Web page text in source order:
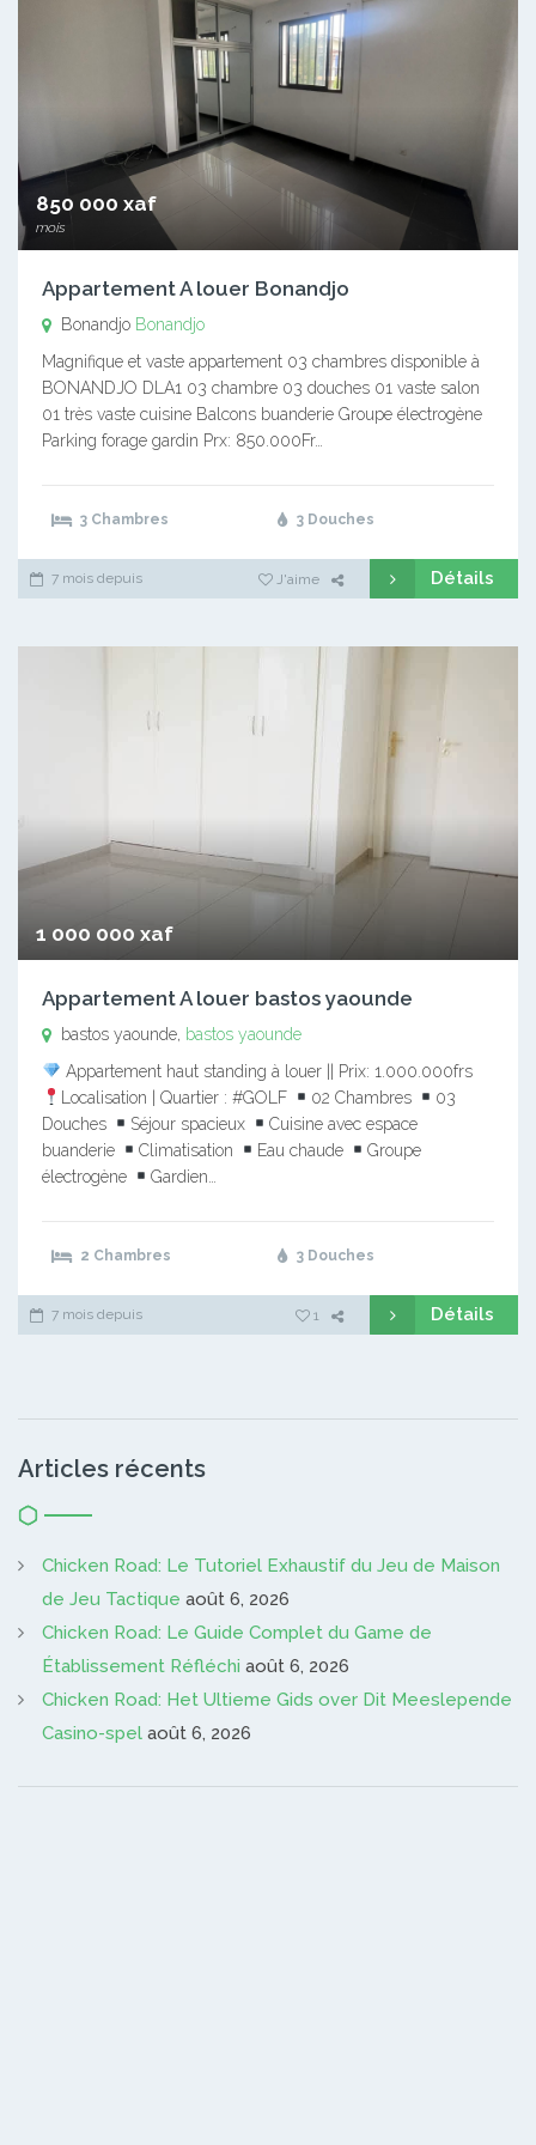
850 000 xaf
mois
Appartement A louer Bonandjo
Bonandjo Bonandjo
Magnifique et vaste appartement 03 chambres disponible à
BONANDJO DLA1 03 chambre 03 douches 01 vaste salon
01 très vaste cuisine Balcons buanderie Groupe électrogène
Parking forage gardin Prx: 850.000Fr…
3 Chambres 3 Douches
7 mois depuis J'aime Détails
1 000 000 xaf
Appartement A louer bastos yaounde
bastos yaounde, bastos yaounde
Appartement haut standing à louer || Prix: 1.000.000frs
Localisation | Quartier : #GOLF
02 Chambres
03
Douches
Séjour spacieux
Cuisine avec espace
buanderie
Climatisation Eau chaude
Groupe
électrogène
Gardien…
2 Chambres 3 Douches
7 mois depuis 1 Détails
Articles récents
Chicken Road: Le Tutoriel Exhaustif du Jeu de Maison
de Jeu Tactique août 6, 2026
Chicken Road: Le Guide Complet du Game de
Établissement Réfléchi août 6, 2026
Chicken Road: Het Ultieme Gids over Dit Meeslepende
Casino-spel août 6, 2026